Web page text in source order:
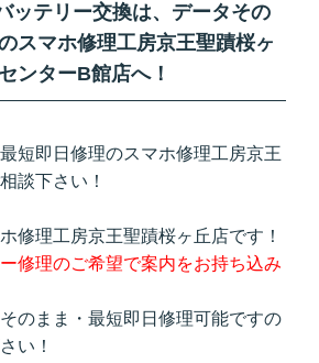
ッテリー交換は、データその
スマホ修理工房京王聖蹟桜ヶ
ンターB館店へ！
短即日修理のスマホ修理工房京王
談下さい！
修理工房京王聖蹟桜ヶ丘店です！
修理のご希望で案内をお持ち込み
のまま・最短即日修理可能ですの
い！